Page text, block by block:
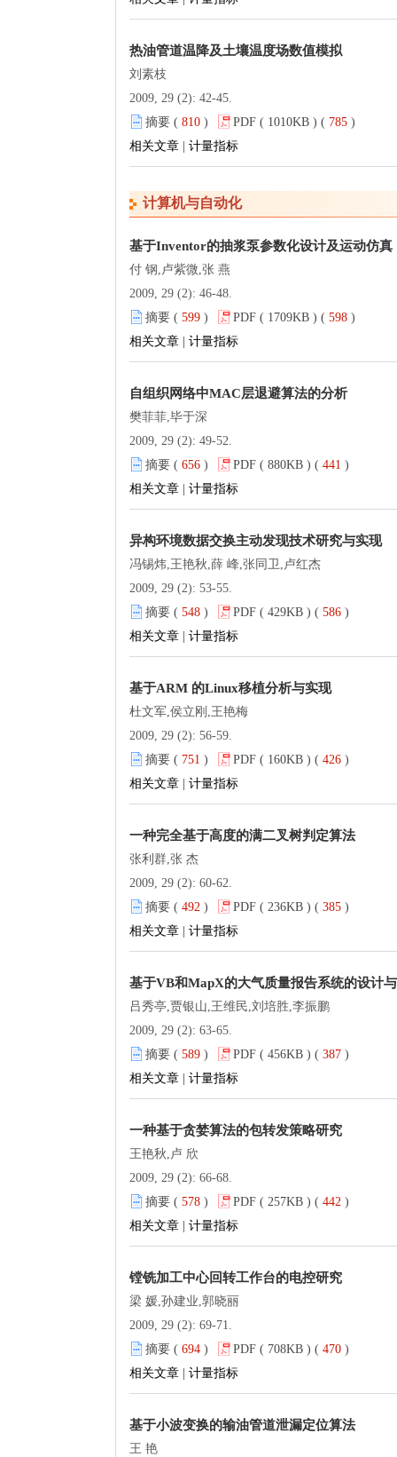
热油管道温降及土壤温度场数值模拟
刘素枝
2009, 29 (2): 42-45.
摘要 ( 810 ) PDF ( 1010KB ) ( 785 )
相关文章
计量指标
计算机与自动化
基于Inventor的抽浆泵参数化设计及运动仿真
付 钢,卢紫微,张 燕
2009, 29 (2): 46-48.
摘要 ( 599 ) PDF ( 1709KB ) ( 598 )
相关文章
计量指标
自组织网络中MAC层退避算法的分析
樊菲菲,毕于深
2009, 29 (2): 49-52.
摘要 ( 656 ) PDF ( 880KB ) ( 441 )
相关文章
计量指标
异构环境数据交换主动发现技术研究与实现
冯锡炜,王艳秋,薛 峰,张同卫,卢红杰
2009, 29 (2): 53-55.
摘要 ( 548 ) PDF ( 429KB ) ( 586 )
相关文章
计量指标
基于ARM 的Linux移植分析与实现
杜文军,侯立刚,王艳梅
2009, 29 (2): 56-59.
摘要 ( 751 ) PDF ( 160KB ) ( 426 )
相关文章
计量指标
一种完全基于高度的满二叉树判定算法
张利群,张 杰
2009, 29 (2): 60-62.
摘要 ( 492 ) PDF ( 236KB ) ( 385 )
相关文章
计量指标
基于VB和MapX的大气质量报告系统的设计
吕秀亭,贾银山,王维民,刘培胜,李振鹏
2009, 29 (2): 63-65.
摘要 ( 589 ) PDF ( 456KB ) ( 387 )
相关文章
计量指标
一种基于贪婪算法的包转发策略研究
王艳秋,卢 欣
2009, 29 (2): 66-68.
摘要 ( 578 ) PDF ( 257KB ) ( 442 )
相关文章
计量指标
镗铣加工中心回转工作台的电控研究
梁 媛,孙建业,郭晓丽
2009, 29 (2): 69-71.
摘要 ( 694 ) PDF ( 708KB ) ( 470 )
相关文章
计量指标
基于小波变换的输油管道泄漏定位算法
王 艳